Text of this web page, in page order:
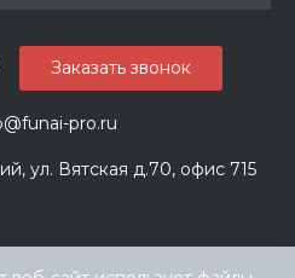
pro.ru
ул. Вятская д.70, офис 715
Заказать звонок